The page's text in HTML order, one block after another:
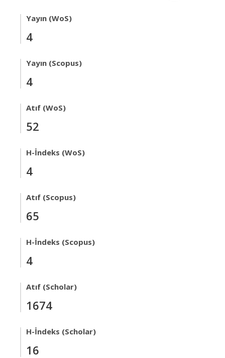
Yayın (WoS)
4
Yayın (Scopus)
4
Atıf (WoS)
52
H-İndeks (WoS)
4
Atıf (Scopus)
65
H-İndeks (Scopus)
4
Atıf (Scholar)
1674
H-İndeks (Scholar)
16